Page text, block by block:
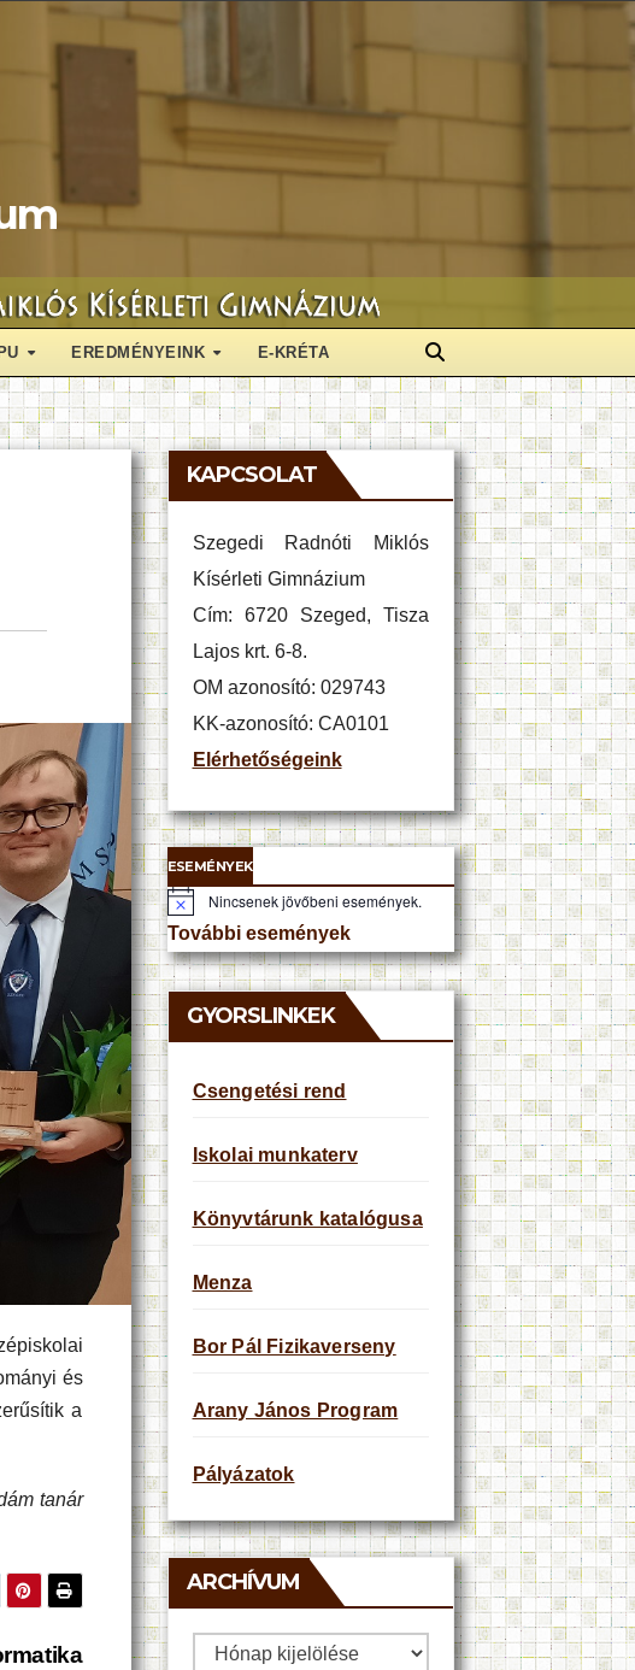
EREDMÉNYEINK E-KRÉTA
és
a
tanár
KAPCSOLAT
Szegedi Radnóti Miklós
Kísérleti Gimnázium
Cím: 6720 Szeged, Tisza
Lajos krt. 6-8.
OM azonosító: 029743
KK-azonosító: CA0101
Elérhetőségeink
ESEMÉNYEK
N
o
t
i
c
e
Nincsenek jövőbeni események.
További események
GYORSLINKEK
Csengetési rend
Iskolai munkaterv
Könyvtárunk katalógusa
Menza
Bor Pál Fizikaverseny
Arany János Program
Pályázatok
ARCHÍVUM
Archívum